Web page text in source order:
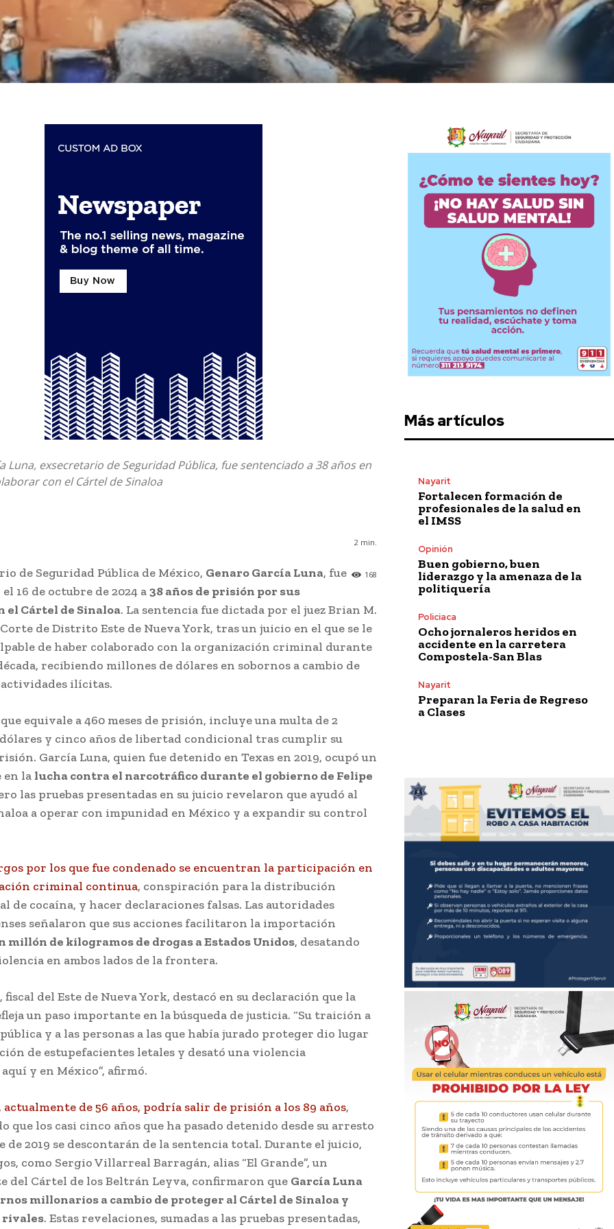
Luna, exsecretario de Seguridad Pública, fue sentenciado a 38 años en
con el Cártel de Sinaloa
2 min.
168
de Seguridad Pública de México, Genaro García Luna, fue
16 de octubre de 2024 a38 años de prisión por sus
el Cártel de Sinaloa. La sentencia fue dictada por el juez Brian M.
de Distrito Este de Nueva York, tras un juicio en el que se le
de haber colaborado con la organización criminal durante
recibiendo millones de dólares en sobornos a cambio de
ilícitas.
equivale a 460 meses de prisión, incluye una multa de 2
y cinco años de libertad condicional tras cumplir su
García Luna, quien fue detenido en Texas en 2019, ocupó un
en la lucha contra el narcotráfico durante el gobierno de Felipe
las pruebas presentadas en su juicio revelaron que ayudó al
a operar con impunidad en México y a expandir su control
por los que fue condenado se encuentran la participación en
criminal continua, conspiración para la distribución
de cocaína, y hacer declaraciones falsas. Las autoridades
señalaron que sus acciones facilitaron la importación
millón de kilogramos de drogas a Estados Unidos, desatando
en ambos lados de la frontera.
fiscal del Este de Nueva York, destacó en su declaración que la
un paso importante en la búsqueda de justicia. “Su traición a
y a las personas a las que había jurado proteger dio lugar
de estupefacientes letales y desató una violencia
y en México”, afirmó.
actualmente de 56 años, podría salir de prisión a los 89 años,
que los casi cinco años que ha pasado detenido desde su arresto
de 2019 se descontarán de la sentencia total. Durante el juicio,
como Sergio Villarreal Barragán, alias “El Grande”, un
del Cártel de los Beltrán Leyva, confirmaron que García Luna
millonarios a cambio de proteger al Cártel de Sinaloa y
rivales. Estas revelaciones, sumadas a las pruebas presentadas,
Más artículos
Nayarit
Fortalecen formación de
profesionales de la salud en
el IMSS
Opinión
Buen gobierno, buen
liderazgo y la amenaza de la
politiquería
Policiaca
Ocho jornaleros heridos en
accidente en la carretera
Compostela-San Blas
Nayarit
Preparan la Feria de Regreso
a Clases